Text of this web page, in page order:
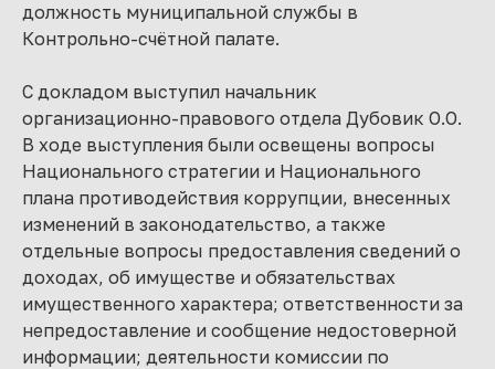
должность муниципальной службы в
Контрольно-счётной палате.
С докладом выступил начальник
организационно-правового отдела Дубовик О.О.
В ходе выступления были освещены вопросы
Национального стратегии и Национального
плана противодействия коррупции, внесенных
изменений в законодательство, а также
отдельные вопросы предоставления сведений о
доходах, об имуществе и обязательствах
имущественного характера; ответственности за
непредоставление и сообщение недостоверной
информации; деятельности комиссии по